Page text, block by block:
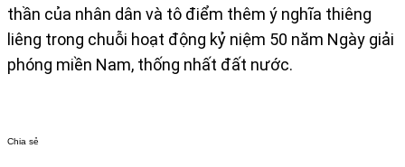
thần của nhân dân và tô điểm thêm ý nghĩa thiêng
liêng trong chuỗi hoạt động kỷ niệm 50 năm Ngày giải
phóng miền Nam, thống nhất đất nước.
Chia sẻ